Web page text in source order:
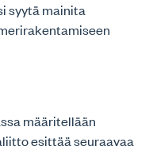
syytä mainita
määritellään
esittää seuraavaa